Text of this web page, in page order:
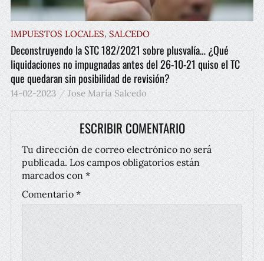
IMPUESTOS LOCALES,SALCEDO
Deconstruyendo la STC 182/2021 sobre plusvalía… ¿Qué
liquidaciones no impugnadas antes del 26-10-21 quiso el TC
que quedaran sin posibilidad de revisión?
14-02-2023 Jose María Salcedo
ESCRIBIR COMENTARIO
Tu dirección de correo electrónico no será
publicada. Los campos obligatorios están
marcados con*
Comentario*